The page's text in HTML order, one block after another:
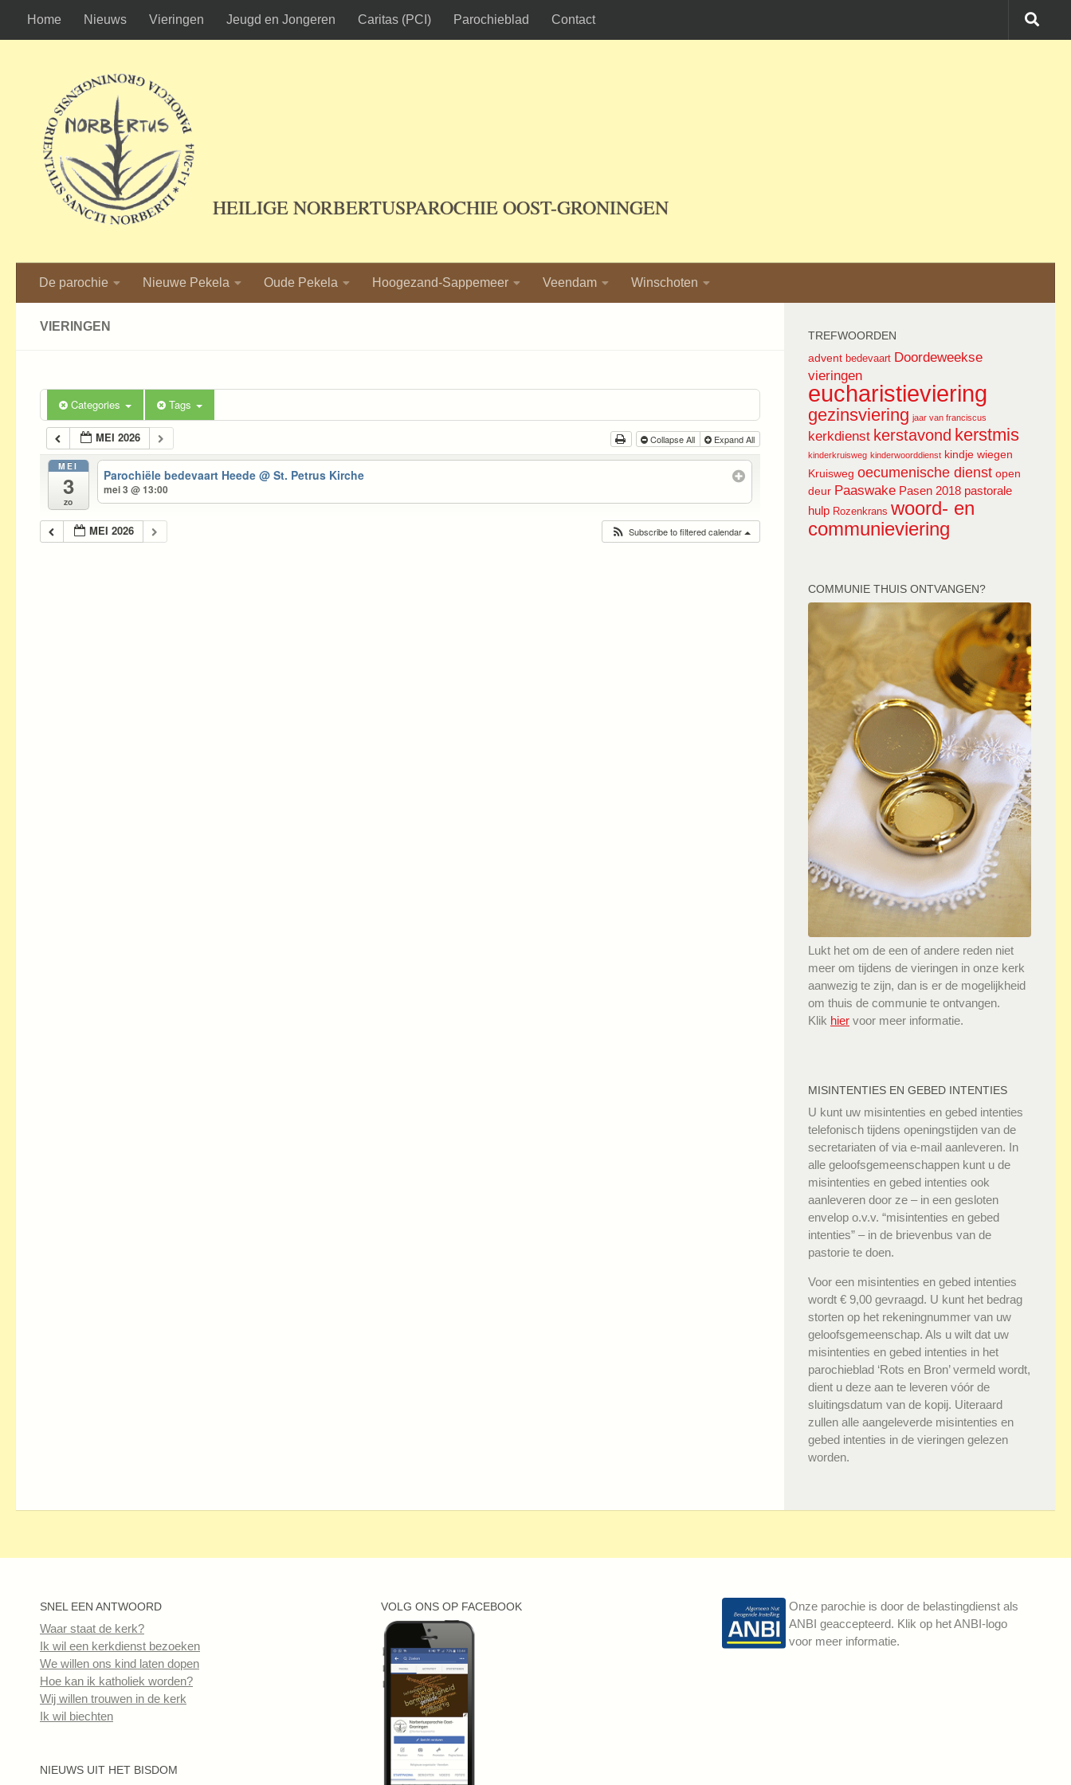
Ga naar de inhoud
Home Nieuws Vieringen Jeugd en Jongeren Caritas (PCI) Parochieblad Contact
HEILIGE NORBERTUSPAROCHIE OOST-GRONINGEN
De parochie Nieuwe Pekela Oude Pekela Hoogezand-Sappemeer Veendam Winschoten
VIERINGEN
Categories Tags
MEI 2026 Collapse All Expand All
MEI
3
zo
Parochiële bedevaart Heede@ St. Petrus Kirche
mei 3 @ 13:00
MEI 2026 Subscribe to filtered calendar
TREFWOORDEN
advent bedevaart Doordeweekse
vieringen
eucharistieviering
gezinsviering jaar van franciscus
kerkdienst kerstavond kerstmis
kinderkruisweg kinderwoorddienst kindje wiegen
Kruisweg oecumenische dienst open
deur Paaswake Pasen 2018 pastorale
hulp Rozenkrans woord- en
communieviering
COMMUNIE THUIS ONTVANGEN?
Lukt het om de een of andere reden niet
meer om tijdens de vieringen in onze kerk
aanwezig te zijn, dan is er de mogelijkheid
om thuis de communie te ontvangen.
Klik hier voor meer informatie.
MISINTENTIES EN GEBED INTENTIES
U kunt uw misintenties en gebed intenties
telefonisch tijdens openingstijden van de
secretariaten of via e-mail aanleveren. In
alle geloofsgemeenschappen kunt u de
misintenties en gebed intenties ook
aanleveren door ze – in een gesloten
envelop o.v.v. “misintenties en gebed
intenties” – in de brievenbus van de
pastorie te doen.
Voor een misintenties en gebed intenties
wordt € 9,00 gevraagd. U kunt het bedrag
storten op het rekeningnummer van uw
geloofsgemeenschap. Als u wilt dat uw
misintenties en gebed intenties in het
parochieblad ‘Rots en Bron’ vermeld wordt,
dient u deze aan te leveren vóór de
sluitingsdatum van de kopij. Uiteraard
zullen alle aangeleverde misintenties en
gebed intenties in de vieringen gelezen
worden.
SNEL EEN ANTWOORD
Waar staat de kerk?
Ik wil een kerkdienst bezoeken
We willen ons kind laten dopen
Hoe kan ik katholiek worden?
Wij willen trouwen in de kerk
Ik wil biechten
NIEUWS UIT HET BISDOM
VOLG ONS OP FACEBOOK
Onze parochie is door de belastingdienst als
ANBI geaccepteerd. Klik op het ANBI-logo
voor meer informatie.